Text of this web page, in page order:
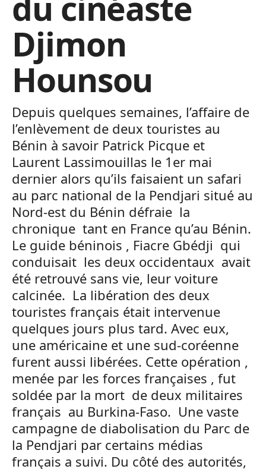
Djimon
Hounsou
Depuis quelques semaines, l’affaire de
l’enlèvement de deux touristes au
Bénin à savoir Patrick Picque et
Laurent Lassimouillas le 1er mai
dernier alors qu’ils faisaient un safari
au parc national de la Pendjari situé au
Nord-est du Bénin défraie la
chronique tant en France qu’au Bénin.
Le guide béninois , Fiacre Gbédji qui
conduisait les deux occidentaux avait
été retrouvé sans vie, leur voiture
calcinée. La libération des deux
touristes français était intervenue
quelques jours plus tard. Avec eux,
une américaine et une sud-coréenne
furent aussi libérées. Cette opération ,
menée par les forces françaises , fut
soldée par la mort de deux militaires
français au Burkina-Faso. Une vaste
campagne de diabolisation du Parc de
la Pendjari par certains médias
français a suivi. Du côté des autorités,